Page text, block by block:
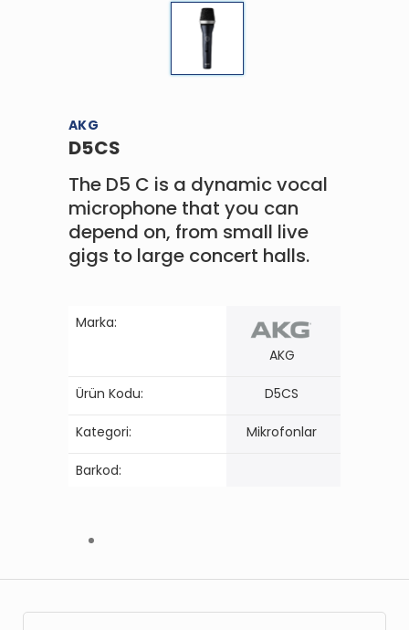
AKG
D5CS
The D5 C is a dynamic vocal
microphone that you can
depend on, from small live
gigs to large concert halls.
Marka:
AKG
Ürün Kodu: D5CS
Kategori: Mikrofonlar
Barkod: